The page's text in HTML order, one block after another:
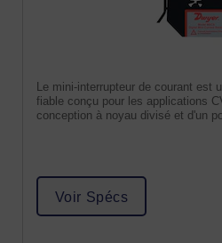
Le mini-interrupteur de courant est
fiable conçu pour les applications
conception à noyau divisé et d'un
Voir Spécs